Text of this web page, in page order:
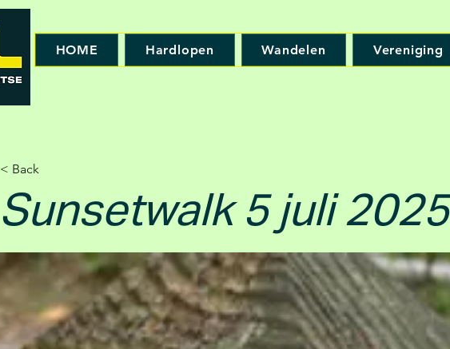
HOME Hardlopen Wandelen Vereniging
< Back
Sunsetwalk 5 juli 2025